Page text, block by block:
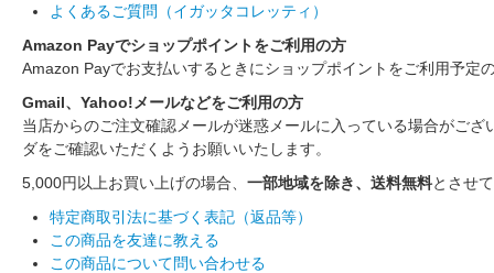
よくあるご質問（イガッタコレッティ）
Amazon Payでショップポイントをご利用の方
Amazon Payでお支払いするときにショップポイントをご利用予定
Gmail、Yahoo!メールなどをご利用の方
当店からのご注文確認メールが迷惑メールに入っている場合がご
ダをご確認いただくようお願いいたします。
5,000円以上お買い上げの場合、 一部地域を除き、送料無料とさせ
特定商取引法に基づく表記（返品等）
この商品を友達に教える
この商品について問い合わせる